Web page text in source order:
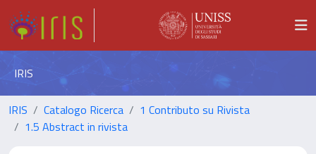
IRIS
IRIS Catalogo Ricerca
1 Contributo su Rivista
1.5 Abstract in rivista